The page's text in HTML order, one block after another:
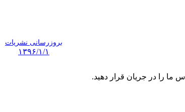
بروزرسانی نشریات
۱۳۹۶/۱/۱
ما را در جریان قرار دهید.